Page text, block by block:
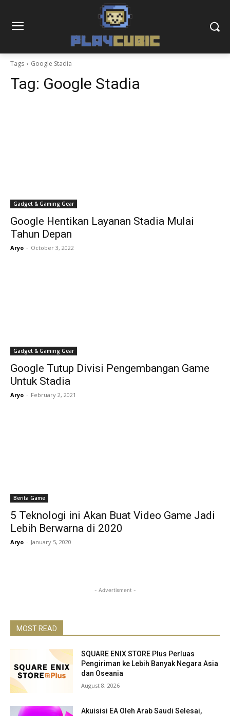
Tags Google Stadia
Tag: Google Stadia
Gadget & Gaming Gear
Google Hentikan Layanan Stadia Mulai
Tahun Depan
Aryo - October 3, 2022
Gadget & Gaming Gear
Google Tutup Divisi Pengembangan Game
Untuk Stadia
Aryo - February 2, 2021
Berita Game
5 Teknologi ini Akan Buat Video Game Jadi
Lebih Berwarna di 2020
Aryo - January 5, 2020
- Advertisment -
MOST READ
SQUARE ENIX STORE Plus Perluas
Pengiriman ke Lebih Banyak Negara Asia
dan Oseania
August 8, 2026
Akuisisi EA Oleh Arab Saudi Selesai,